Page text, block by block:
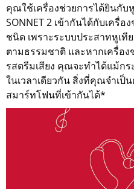
คุณใช้เครื่องช่วยการได้ยินกั
SONNET 2 เข้ากันได้กับเครื่
ชนิด เพราะระบบประสาทหูเที
ตามธรรมชาติ และหากเครื่อ
รสตรีมเสียง คุณจะทำได้แม้กร
ในเวลาเดียวกัน สิ่งที่คุณจำเป็
สมาร์ทโฟนที่เข้ากันได้*